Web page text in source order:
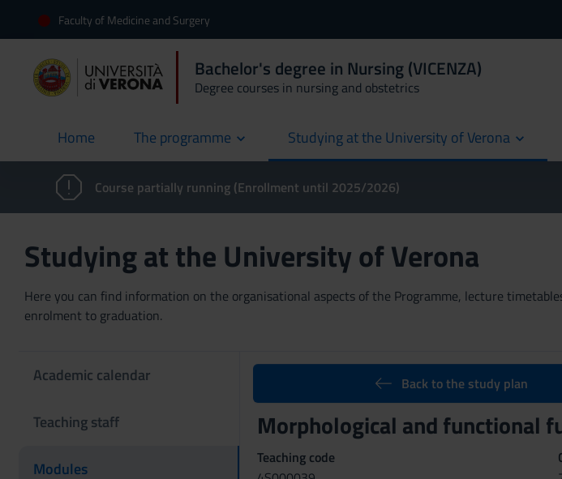
Faculty of Medicine and Surgery
Bachelor's degree in Nursing (VICENZA)
Degree courses in nursing and obstetrics
Home
current The programme Studying at the University of Verona
Course partially running (Enrollment until 2025/2026)
Studying at the University of Verona
Here you can find information on the organisational aspects of the Programme, lecture
enrolment to graduation.
Academic calendar
Teaching staff
Modules
Back to the study plan
Morphological and functional
Teaching code